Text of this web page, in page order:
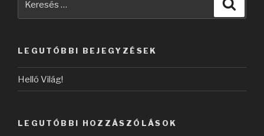
LEGUTÓBBI BEJEGYZÉSEK
Helló Világ!
LEGUTÓBBI HOZZÁSZÓLÁSOK